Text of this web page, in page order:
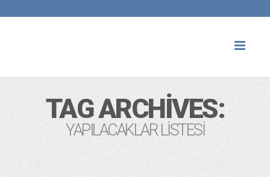
TAG ARCHIVES:
YAPILACAKLAR LISTESI